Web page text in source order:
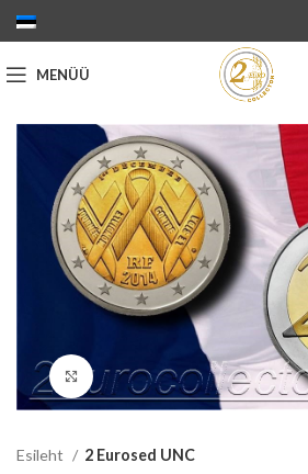
MENÜÜ
Suurenda
Esileht 2 Eurosed UNC